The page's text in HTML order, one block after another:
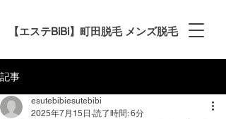
【エステBiBi】町田脱毛 メンズ脱毛
記事
esutebibiesutebibi
2025年7月15日 読了時間: 6分